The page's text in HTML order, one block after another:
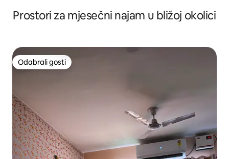
Prostori za mjesečni najam u bližoj okolici
Odabrali gosti
Odabrali gosti